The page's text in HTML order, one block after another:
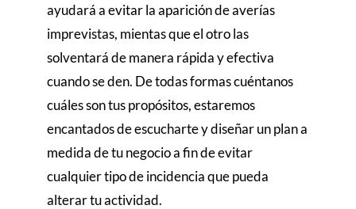
ayudará a evitar la aparición de averías
imprevistas, mientas que el otro las
solventará de manera rápida y efectiva
cuando se den. De todas formas cuéntanos
cuáles son tus propósitos, estaremos
encantados de escucharte y diseñar un plan a
medida de tu negocio a fin de evitar
cualquier tipo de incidencia que pueda
alterar tu actividad.